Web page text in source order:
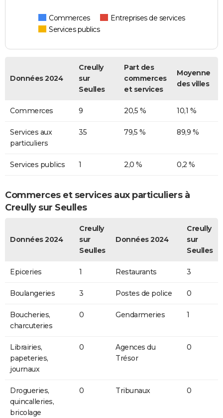
Commerces
Entreprises de services
Services publics
Données 2024
Creully
sur
Seulles
Part des
commerces
et services
Moyenne
des villes
Commerces 9 20,5 % 10,1 %
Services aux
particuliers
35 79,5 % 89,9 %
Services publics 1 2,0 % 0,2 %
Commerces et services aux particuliers à
Creully sur Seulles
Données 2024
Creully
sur
Seulles
Données 2024
Creully
sur
Seulles
Epiceries 1 Restaurants 3
Boulangeries 3 Postes de police 0
Boucheries,
charcuteries
0 Gendarmeries 1
Librairies,
papeteries,
journaux
0
Agences du
Trésor
0
Drogueries,
quincalleries,
bricolage
0 Tribunaux 0